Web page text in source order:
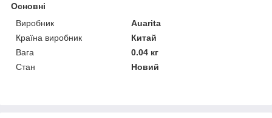
Основні
Виробник
Auarita
Країна виробник
Китай
Вага
0.04 кг
Стан
Новий